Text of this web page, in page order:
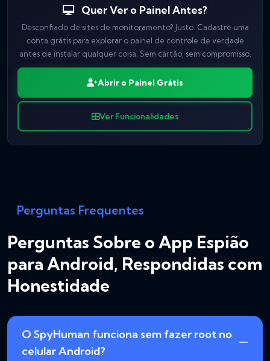
Quer Ver o Painel Antes?
Desconfiado de sites de monitoramento? Justo. Cadastre uma
conta grátis para explorar o painel de controle de verdade
antes de instalar qualquer coisa. Sem cartão, sem compromisso.
Abrir o Painel Grátis
Ver Funcionalidades
Perguntas Frequentes
Perguntas Sobre o App Espião
para Android, Respondidas com
Honestidade
O SpyHuman funciona sem fazer root no
celular Android?